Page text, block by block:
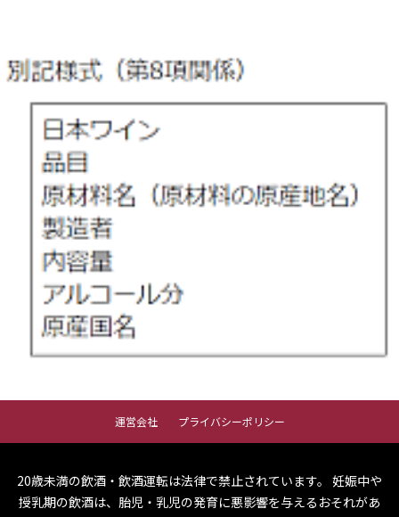
運営会社 プライバシーポリシー
20歳未満の飲酒・飲酒運転は法律で禁止されています。 妊娠中や
授乳期の飲酒は、胎児・乳児の発育に悪影響を与えるおそれがあ